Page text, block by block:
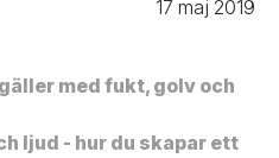
17 maj 2019
med fukt, golv och
ljud - hur du skapar ett